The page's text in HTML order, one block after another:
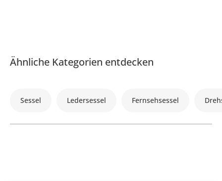
Ähnliche Kategorien entdecken
Sessel Ledersessel Fernsehsessel